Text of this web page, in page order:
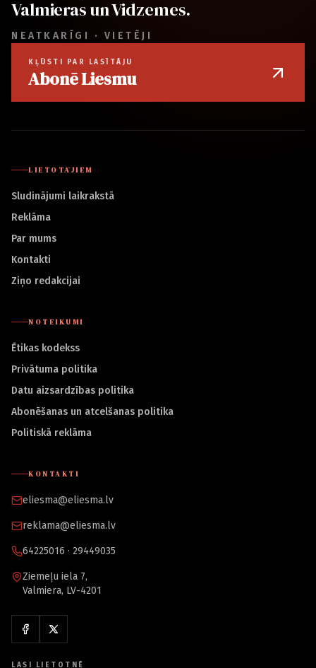
Valmieras un Vidzemes.
NEATKARĪGI · VIETĒJI
KĻŪSTI PAR LASĪTĀJU
Abonē Liesmu
LIETOTĀJIEM
Sludinājumi laikrakstā
Reklāma
Par mums
Kontakti
Ziņo redakcijai
NOTEIKUMI
Ētikas kodekss
Privātuma politika
Datu aizsardzības politika
Abonēšanas un atcelšanas politika
Politiskā reklāma
KONTAKTI
eliesma@eliesma.lv
reklama@eliesma.lv
64225016 · 29449035
Ziemeļu iela 7,
Valmiera, LV-4201
LASI LIETOTNĒ